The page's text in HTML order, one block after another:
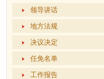
领导讲话
地方法规
决议决定
任免名单
工作报告